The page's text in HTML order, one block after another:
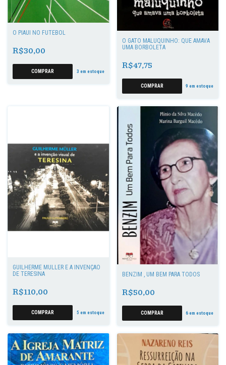
O PIAUÍ NO FUTEBOL
R$30,00
3 em estoque
O GATO MALUQUINHO: QUE AMAVA
UMA BORBOLETA
R$47,75
9 em estoque
GUILHERME MÜLLER E A INVENÇÃO
DE TERESINA
R$110,00
5 em estoque
BENZIM , UM BEM PARA TODOS
R$50,00
6 em estoque